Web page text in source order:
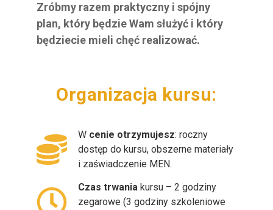
Zróbmy razem praktyczny i spójny
plan, który będzie Wam służyć i który
będziecie mieli chęć realizować.
Organizacja
W cenie otrzymujesz: roczny
dostęp do kursu, obszerne materiały
i zaświadczenie MEN.
Czas trwaniakursu – 2 godziny
zegarowe (3 godziny szkoleniowe